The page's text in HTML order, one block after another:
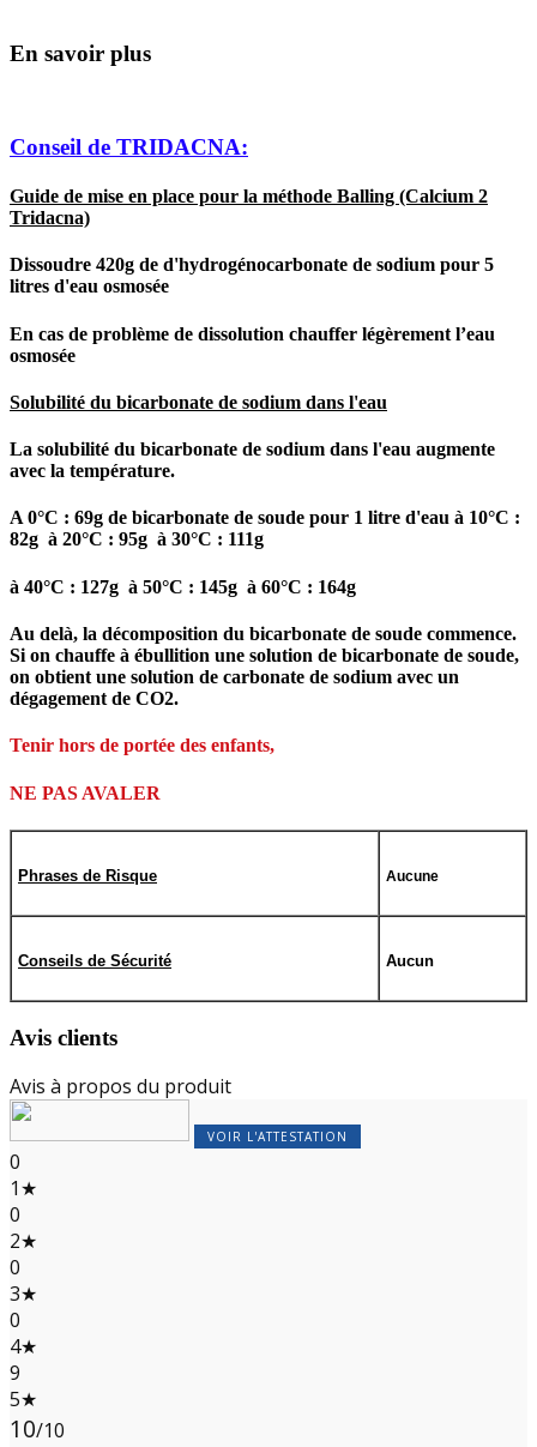
En savoir plus
Conseil de TRIDACNA:
Guide de mise en place pour la méthode Balling (Calcium 2
Tridacna)
Dissoudre 420g de d'hydrogénocarbonate de sodium pour 5
litres d'eau osmosée
En cas de problème de dissolution chauffer légèrement l’eau
osmosée
Solubilité du bicarbonate de sodium dans l'eau
La solubilité du bicarbonate de sodium dans l'eau augmente
avec la température.
A 0°C : 69g de bicarbonate de soude pour 1 litre d'eau à 10°C :
82g à 20°C : 95g à 30°C : 111g
à 40°C : 127g à 50°C : 145g à 60°C : 164g
Au delà, la décomposition du bicarbonate de soude commence.
Si on chauffe à ébullition une solution de bicarbonate de soude,
on obtient une solution de carbonate de sodium avec un
dégagement de CO2.
Tenir hors de portée des enfants,
NE PAS AVALER
Phrases de Risque Aucune
Conseils de Sécurité Aucun
Avis clients
Avis à propos du produit
VOIR L'ATTESTATION
0
1★
0
2★
0
3★
0
4★
9
5★
10/10